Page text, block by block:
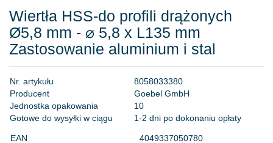
Wiertła HSS-do profili drążonych
Ø5,8 mm - ⌀ 5,8 x L135 mm
Zastosowanie aluminium i stal
Nr. artykułu 8058033380
Producent Goebel GmbH
Jednostka opakowania 10
Gotowe do wysyłki w ciągu
1-2 dni po dokonaniu opłaty
EAN 4049337050780